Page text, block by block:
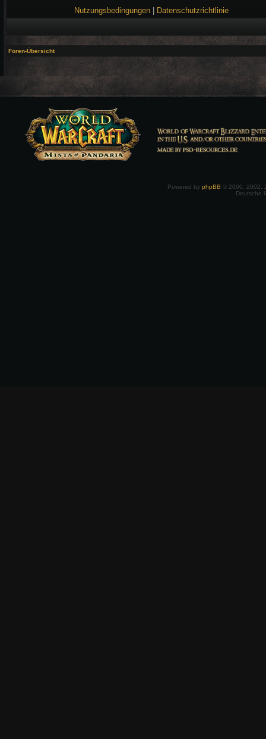
Nutzungsbedingungen
Datenschutzrichtlinie
Foren-Übersicht
Powered by phpBB © 2000, 2002,
Deutsche